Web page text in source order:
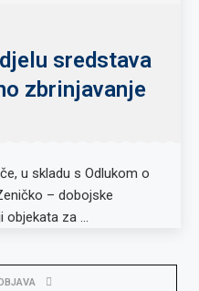
sredstava
zbrinjavanje
u skladu s Odlukom o
– dobojske
objekata za …